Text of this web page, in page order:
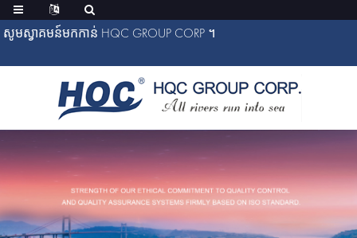
សូមស្វាគមន៍មកកាន់ HQC GROUP CORP ។